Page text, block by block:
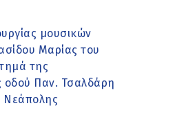
μουσικών
Μαρίας του
της
οδού Παν. Τσαλδάρη
Νεάπολης